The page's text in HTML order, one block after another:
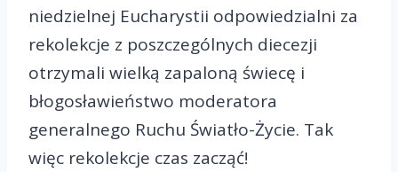
niedzielnej Eucharystii odpowiedzialni za
rekolekcje z poszczególnych diecezji
otrzymali wielką zapaloną świecę i
błogosławieństwo moderatora
generalnego Ruchu Światło-Życie. Tak
więc rekolekcje czas zacząć!